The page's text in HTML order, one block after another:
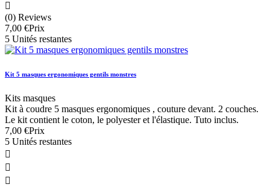

(0) Reviews
7,00 €Prix
5 Unités restantes
Kit 5 masques ergonomiques gentils monstres
Kits masques
Kit à coudre 5 masques ergonomiques , couture devant. 2 couches.
Le kit contient le coton, le polyester et l'élastique. Tuto inclus.
7,00 €Prix
5 Unités restantes


